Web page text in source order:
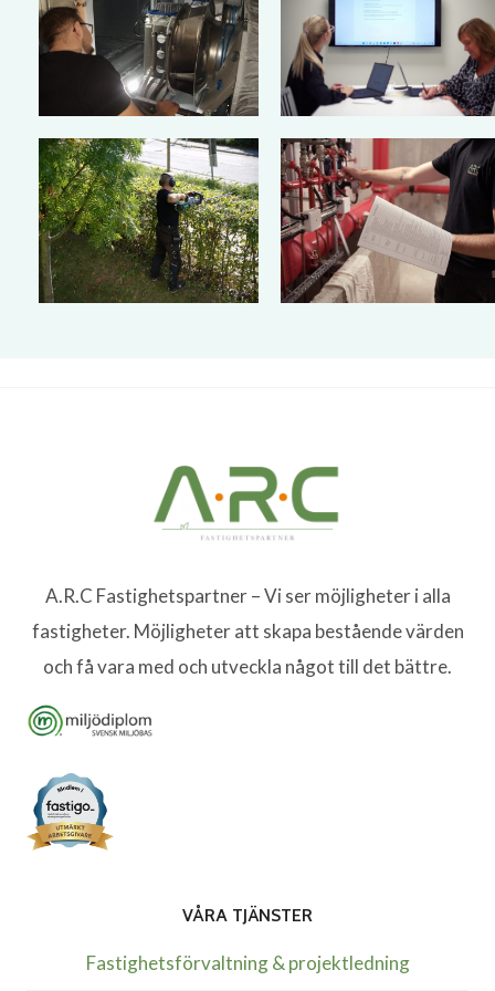
A.R.C Fastighetspartner – Vi ser möjligheter i alla
fastigheter. Möjligheter att skapa bestående värden
och få vara med och utveckla något till det bättre.
VÅRA TJÄNSTER
Fastighetsförvaltning & projektledning